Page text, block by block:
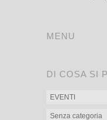
MENU
DI COSA SI
EVENTI
Senza categoria